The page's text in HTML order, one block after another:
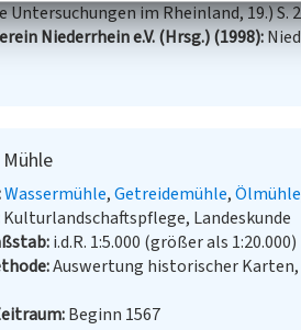
Untersuchungen im Rheinland, 19.) S.
Niederrhein e.V. (Hrsg.) (1998)
Wassermühle Getreidemühle Ölmühle
Kulturlandschaftspflege, Landeskunde
i.d.R. 1:5.000 (größer als 1:20.000)
Auswertung historischer
Beginn 1567